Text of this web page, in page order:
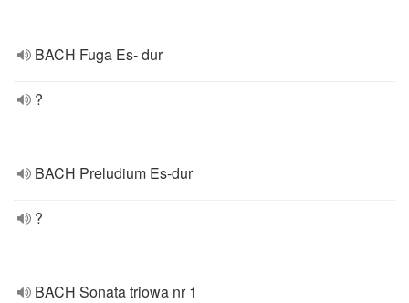
BACH Fuga Es- dur
?
BACH Preludium Es-dur
?
BACH Sonata triowa nr 1